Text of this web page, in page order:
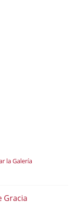
la Galería
Gracia